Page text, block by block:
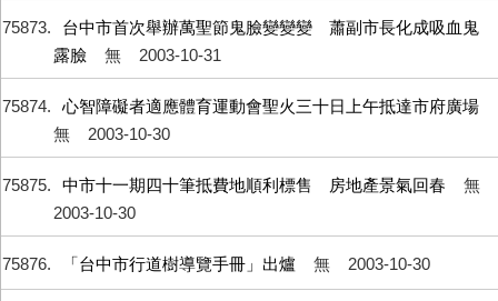
75873
台中市首次舉辦萬聖節鬼臉變變變 蕭副市長化成吸血鬼
露臉
無 2003-10-31
75874
心智障礙者適應體育運動會聖火三十日上午抵達市府廣場
無
2003-10-30
75875 中市十一期四十筆抵費地順利標售 房地產景氣回春
無
2003-10-30
75876 「台中市行道樹導覽手冊」出爐 無 2003-10-30